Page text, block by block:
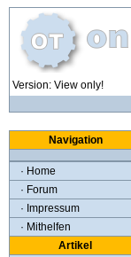
Version: View only!
Navigation
· Home
· Forum
· Impressum
· Mithelfen
Artikel